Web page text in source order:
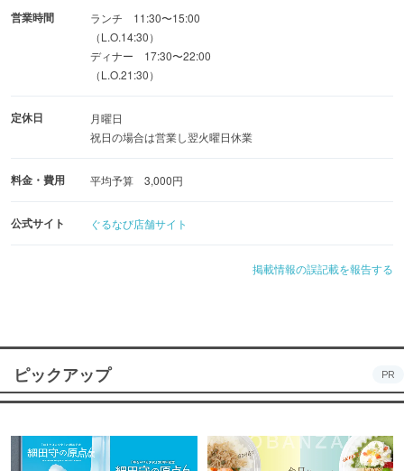
◆お誕生日にサプライズデザート盛り合わせをご用意OK
◆本場イタリアヴェネト州の樽詰スパークリングワイン
ボトルも豊富！記念日等、特別な日には是非ご注文を
◆ランチも絶賛営業中！お昼間のペアセットからパスタ
営業時間
ランチ 11:30〜15:00
（L.O.14:30）
ディナー 17:30〜22:00
（L.O.21:30）
定休日
月曜日
祝日の場合は営業し翌火曜日休業
料金・費用 平均予算 3,000円
公式サイト ぐるなび店舗サイト
掲載情報の誤記載を報告する
ピックアップ PR